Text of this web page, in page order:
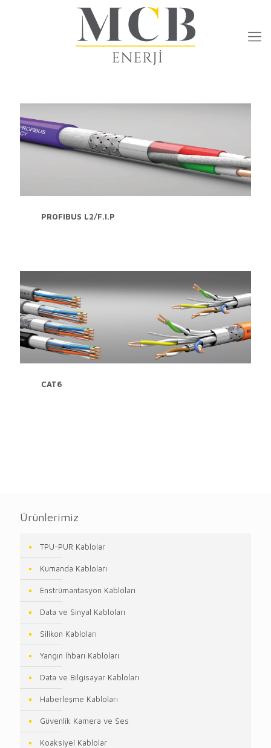
PROFIBUS L2/F.I.P
CAT6
Ürünlerimiz
TPU-PUR Kablolar
Kumanda Kabloları
Enstrümantasyon Kabloları
Data ve Sinyal Kabloları
Silikon Kabloları
Yangın İhbarı Kabloları
Data ve Bilgisayar Kabloları
Haberleşme Kabloları
Güvenlik Kamera ve Ses
Koaksiyel Kablolar